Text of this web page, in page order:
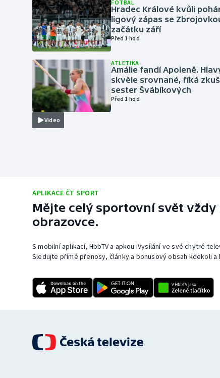
FOTBAL
Hradec Králové kvůli
ligový zápas se
začátku září
Před 1 hod
Video
ATLETIKA
Amálie fandí Apoleně.
skvěle srovnané, říká
sester Švábíkových
Před 1 hod
APLIKACE ČT SPORT
Mějte celý sportovní svět vždy
obrazovce.
S mobilní aplikací, HbbTV a apkou iVysílání ve své chytré
Sledujte přímé přenosy, články a bonusový obsah kdekoli a